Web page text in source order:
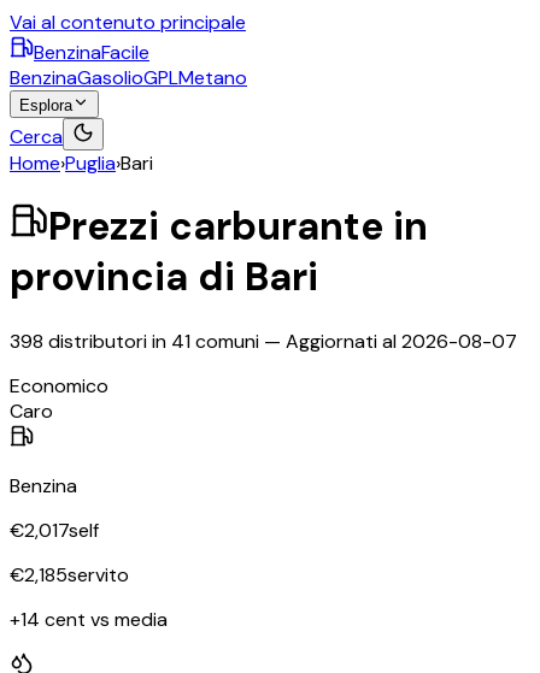
Vai al contenuto principale
BenzinaFacile
BenzinaGasolioGPLMetano
Esplora
Cerca
Home›Puglia›Bari
Prezzi carburante in
provincia di Bari
398 distributori in 41comuni — Aggiornati al2026-08-07
Economico
Caro
Benzina
€2,017self
€2,185servito
+14 cent vs media